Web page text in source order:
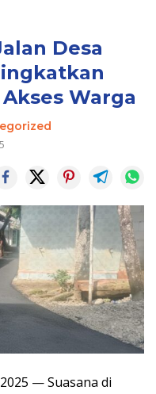
Desa
Warga
— Suasana di